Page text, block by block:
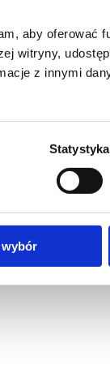
aby oferować
witryny,
z innymi
Statystyka